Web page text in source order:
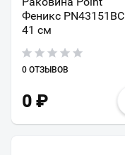
Феникс PN43151BC
41 см
0 ОТЗЫВОВ
0 ₽